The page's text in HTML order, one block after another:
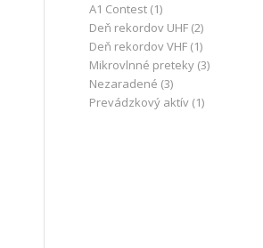
A1 Contest (1)
Deň rekordov UHF (2)
Deň rekordov VHF (1)
Mikrovlnné preteky (3)
Nezaradené (3)
Prevádzkový aktív (1)